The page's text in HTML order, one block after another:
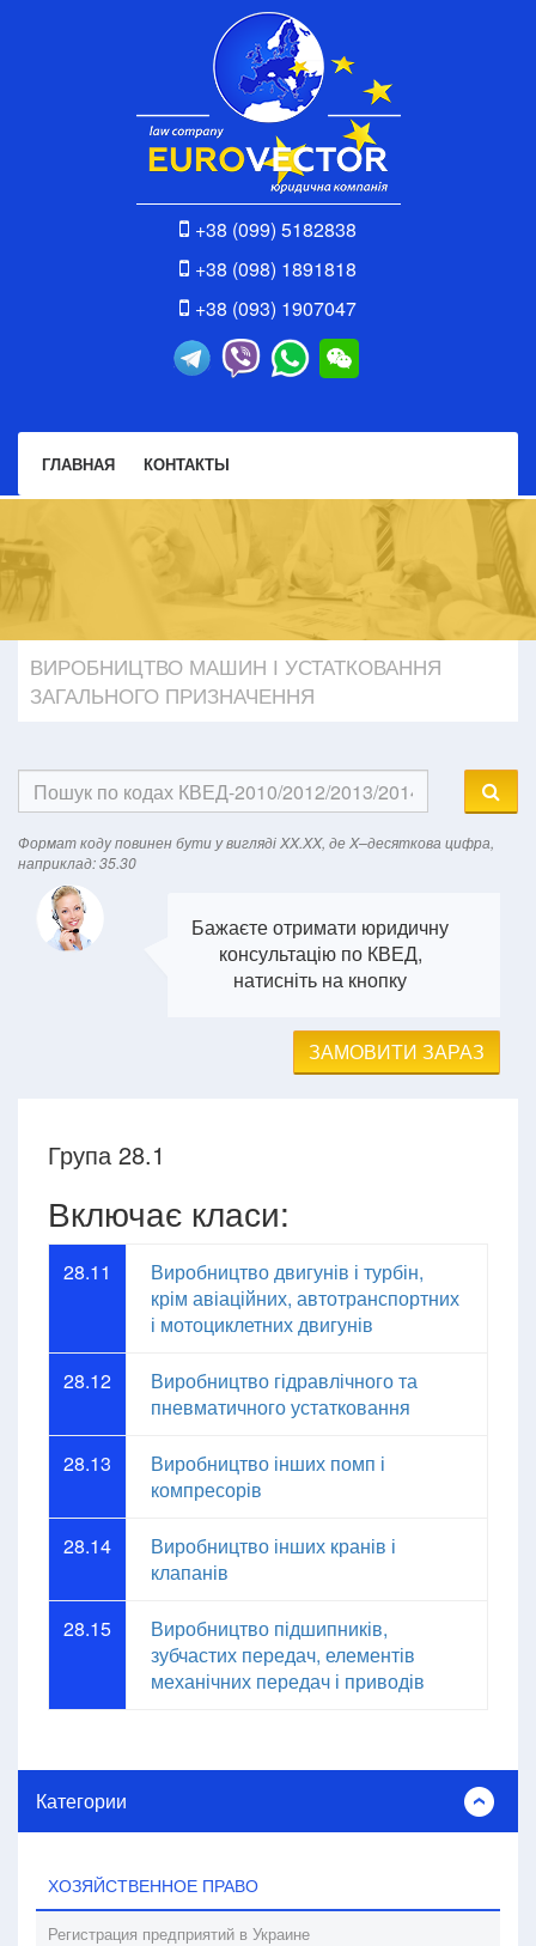
+38 (099) 5182838
+38 (098) 1891818
+38 (093) 1907047
ГЛАВНАЯ КОНТАКТЫ
ВИРОБНИЦТВО МАШИН І УСТАТКОВАННЯ
ЗАГАЛЬНОГО ПРИЗНАЧЕННЯ
Формат кодy повинен бути у вигляді XX.XX, де X–десяткова цифра,
наприклад: 35.30
Бажаєте отримати юридичну
консультацію по КВЕД,
натисніть на кнопку
ЗАМОВИТИ ЗАРАЗ
Група 28.1
Включає класи:
28.11
Виробництво двигунів і турбін,
крім авіаційних, автотранспортних
і мотоциклетних двигунів
28.12
Виробництво гідравлічного та
пневматичного устатковання
28.13
Виробництво інших помп і
компресорів
28.14
Виробництво інших кранів і
клапанів
28.15
Виробництво підшипників,
зубчастих передач, елементів
механічних передач і приводів
Категории
ХОЗЯЙСТВЕННОЕ ПРАВО
Регистрация предприятий в Украине